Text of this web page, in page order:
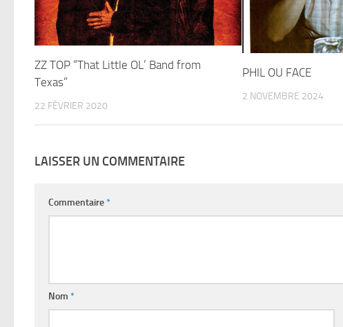
ZZ TOP “That Little OL’ Band from
Texas”
22 FÉVRIER 2020
PHIL OU FACE
2 NOVEMBRE 2024
LAISSER UN COMMENTAIRE
Commentaire*
Nom *